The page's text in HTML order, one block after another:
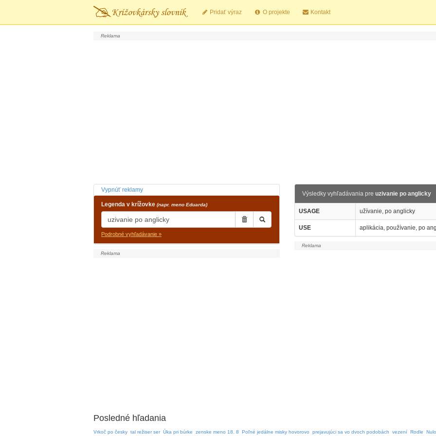
Pridať výraz O projekte Kontakt
Vypnúť reklamy
Legenda v krížovke (napr. meno Eduarda)
Podrobné vyhľadávanie »
Výsledky vyhľadávania pre uzivanie po anglicky
USAGE užívanie, po anglicky
USE aplikácia, používanie, po
Posledné hľadania
Vrkoč po česky tal režiser ser Úka pri búrke zenske meno 18. 8 Poľné jedálne misky hovorovo prejavujúci sa vo dvoch podobách vezení Rodle